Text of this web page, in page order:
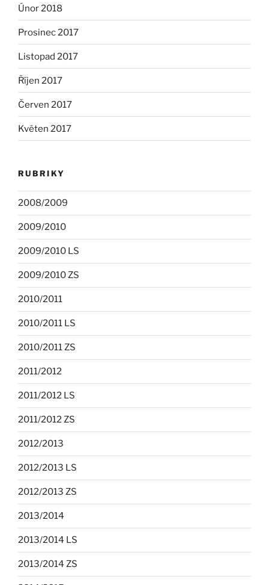
Únor 2018
Prosinec 2017
Listopad 2017
Říjen 2017
Červen 2017
Květen 2017
RUBRIKY
2008/2009
2009/2010
2009/2010 LS
2009/2010 ZS
2010/2011
2010/2011 LS
2010/2011 ZS
2011/2012
2011/2012 LS
2011/2012 ZS
2012/2013
2012/2013 LS
2012/2013 ZS
2013/2014
2013/2014 LS
2013/2014 ZS